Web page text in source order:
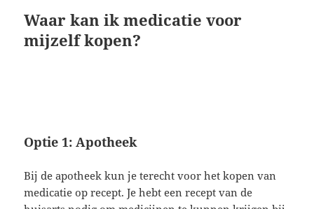
Waar kan ik medicatie voor
mijzelf kopen?
Optie 1: Apotheek
Bij de apotheek kun je terecht voor het kopen van
medicatie op recept. Je hebt een recept van de